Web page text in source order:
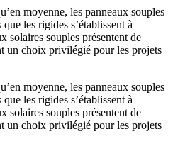
moyenne, les panneaux souples
les rigides s’établissent à
solaires souples présentent de
un choix privilégié pour les projets
moyenne, les panneaux souples
les rigides s’établissent à
solaires souples présentent de
un choix privilégié pour les projets